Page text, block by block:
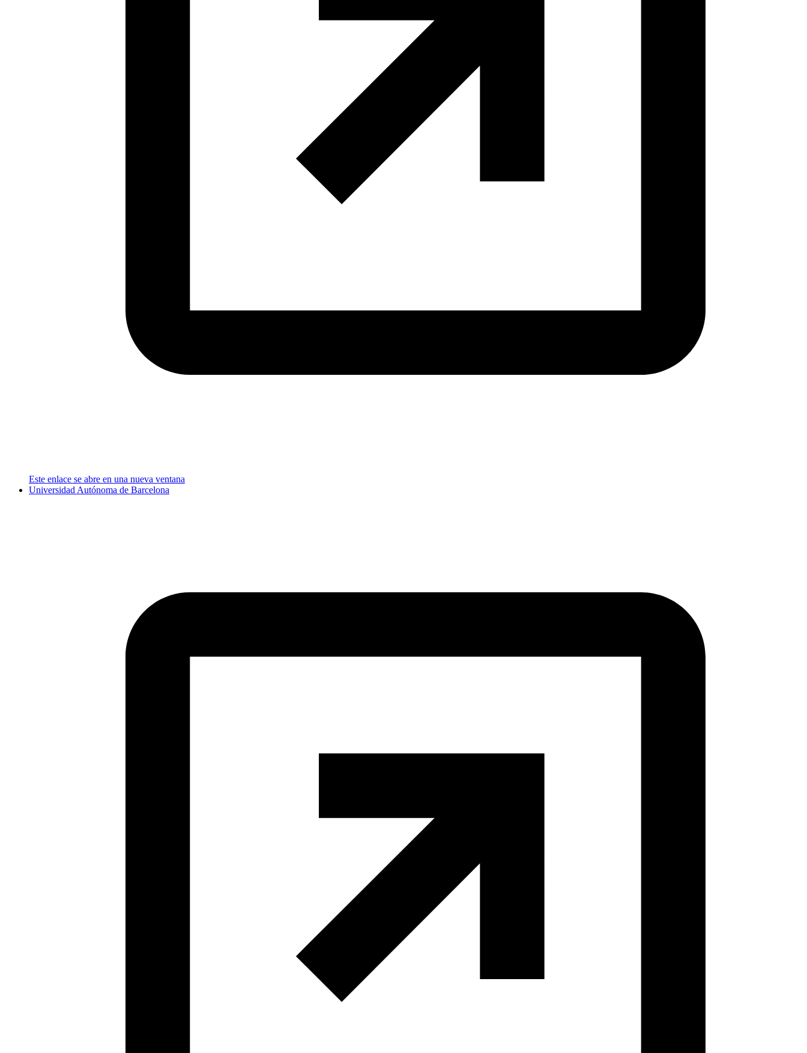
Este enlace se abre en una nueva ventana
Universidad Autónoma de Barcelona